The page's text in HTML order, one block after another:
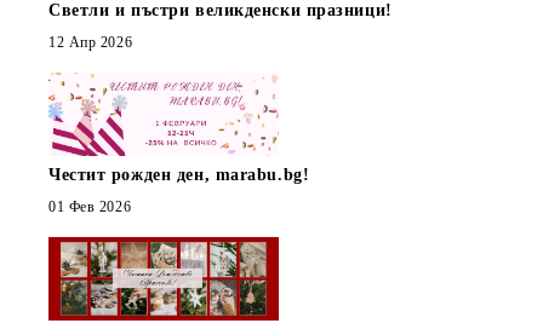
Светли и пъстри великденски празници!
12 Апр 2026
Честит рожден ден, marabu.bg!
01 Фев 2026